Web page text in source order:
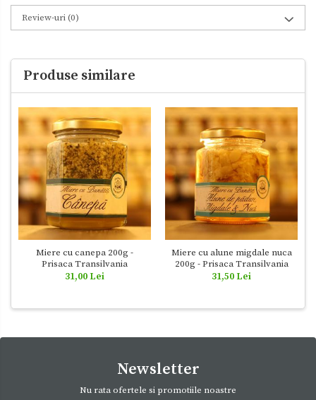
Review-uri(0)
Produse similare
Miere cu canepa 200g -
Prisaca Transilvania
31,00 Lei
Miere cu alune migdale nuca
200g - Prisaca Transilvania
31,50 Lei
Newsletter
Nu rata ofertele si promotiile noastre